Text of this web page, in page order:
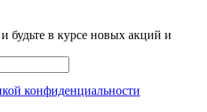
будьте в курсе новых акций и
конфиденциальности